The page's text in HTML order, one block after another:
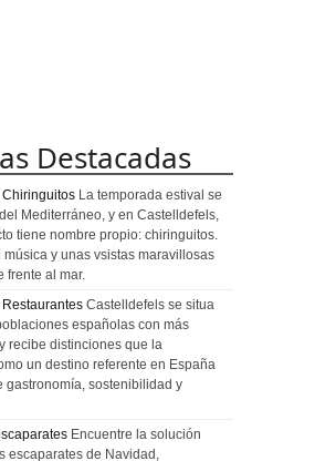
Destacadas
La temporada estival se
Mediterráneo, y en Castelldefels,
tiene nombre propio: chiringuitos.
música y unas vsistas maravillosas
frente al mar.
Castelldefels se situa
españolas con más
recibe distinciones que la
un destino referente en España
gastronomía, sostenibilidad y
Encuentre la solución
escaparates de Navidad,